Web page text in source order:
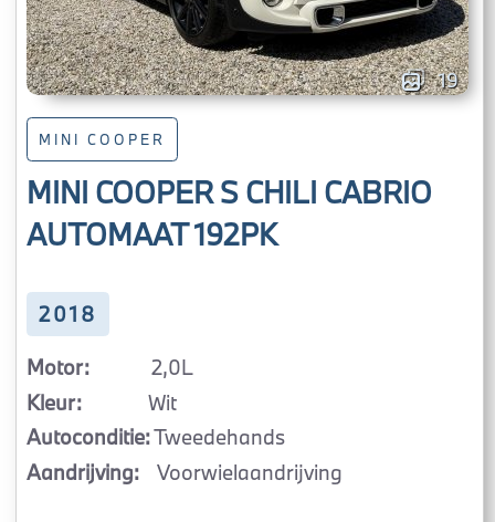
19
MINI COOPER
MINI COOPER S CHILI CABRIO
AUTOMAAT 192PK
2018
Motor: 2,0L
Kleur: Wit
Autoconditie:Tweedehands
Aandrijving: Voorwielaandrijving